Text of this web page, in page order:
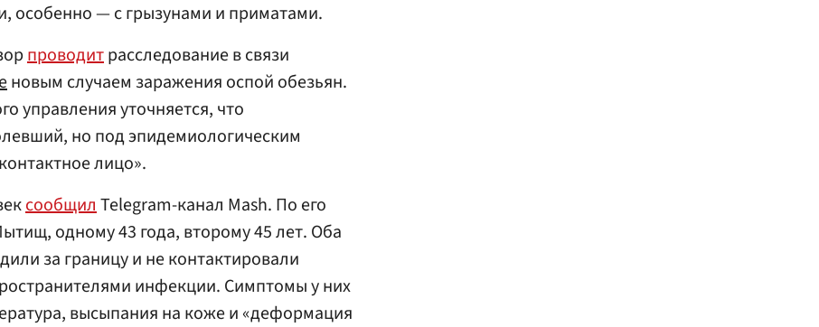
особенно — с грызунами и приматами.
проводитрасследование в связи
новым случаем заражения оспой обезьян.
управления уточняется, что
но под эпидемиологическим
лицо».
сообщилTelegram-канал Mash. По его
одному 43 года, второму 45 лет. Оба
за границу и не контактировали
инфекции. Симптомы у них
высыпания на коже и «деформация